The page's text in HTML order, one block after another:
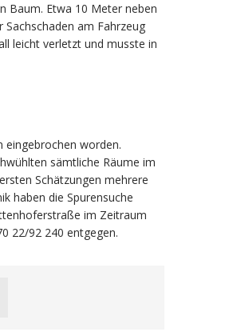
Baum. Etwa 10 Meter neben
am Fahrzeug
leicht verletzt und musste in
worden.
sämtliche Räume im
Schätzungen mehrere
haben die Spurensuche
im Zeitraum
22/92 240 entgegen.